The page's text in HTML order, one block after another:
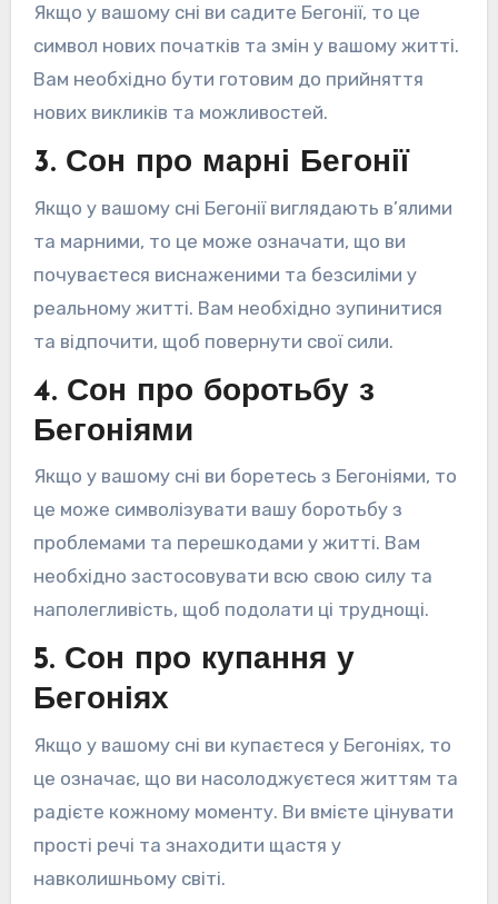
Якщо у вашому сні ви садите Бегонії, то це
символ нових початків та змін у вашому житті.
Вам необхідно бути готовим до прийняття
нових викликів та можливостей.
3. Сон про марні Бегонії
Якщо у вашому сні Бегонії виглядають в’ялими
та марними, то це може означати, що ви
почуваєтеся виснаженими та безсиліми у
реальному житті. Вам необхідно зупинитися
та відпочити, щоб повернути свої сили.
4. Сон про боротьбу з
Бегоніями
Якщо у вашому сні ви боретесь з Бегоніями, то
це може символізувати вашу боротьбу з
проблемами та перешкодами у житті. Вам
необхідно застосовувати всю свою силу та
наполегливість, щоб подолати ці труднощі.
5. Сон про купання у
Бегоніях
Якщо у вашому сні ви купаєтеся у Бегоніях, то
це означає, що ви насолоджуєтеся життям та
радієте кожному моменту. Ви вмієте цінувати
прості речі та знаходити щастя у
навколишньому світі.